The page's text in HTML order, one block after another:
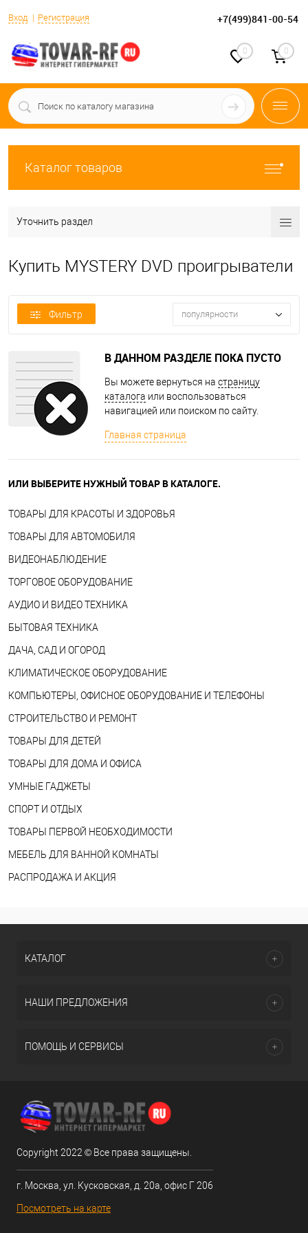
Вход Регистрация +7(499)841-00-54
0 0
Каталог товаров
Уточнить раздел
Купить MYSTERY DVD проигрыватели
Фильтр популярности
В ДАННОМ РАЗДЕЛЕ ПОКА ПУСТО
Вы можете вернуться на страницу
каталога или воспользоваться
навигацией или поиском по сайту.
Главная страница
ИЛИ ВЫБЕРИТЕ НУЖНЫЙ ТОВАР В КАТАЛОГЕ.
ТОВАРЫ ДЛЯ КРАСОТЫ И ЗДОРОВЬЯ
ТОВАРЫ ДЛЯ АВТОМОБИЛЯ
ВИДЕОНАБЛЮДЕНИЕ
ТОРГОВОЕ ОБОРУДОВАНИЕ
АУДИО И ВИДЕО ТЕХНИКА
БЫТОВАЯ ТЕХНИКА
ДАЧА, САД И ОГОРОД
КЛИМАТИЧЕСКОЕ ОБОРУДОВАНИЕ
КОМПЬЮТЕРЫ, ОФИСНОЕ ОБОРУДОВАНИЕ И ТЕЛЕФОНЫ
СТРОИТЕЛЬСТВО И РЕМОНТ
ТОВАРЫ ДЛЯ ДЕТЕЙ
ТОВАРЫ ДЛЯ ДОМА И ОФИСА
УМНЫЕ ГАДЖЕТЫ
СПОРТ И ОТДЫХ
ТОВАРЫ ПЕРВОЙ НЕОБХОДИМОСТИ
МЕБЕЛЬ ДЛЯ ВАННОЙ КОМНАТЫ
РАСПРОДАЖА И АКЦИЯ
КАТАЛОГ
НАШИ ПРЕДЛОЖЕНИЯ
ПОМОЩЬ И СЕРВИСЫ
Copyright 2022 © Все права защищены.
г. Москва, ул. Кусковская, д. 20а, офис Г 206
Посмотреть на карте